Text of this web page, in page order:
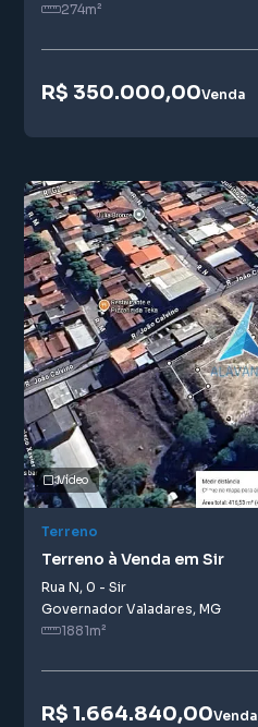
274m²
R$ 350.000,00Venda
Vídeo
Terreno
Terreno à Venda em Sir
Rua N, 0 - Sir
Governador Valadares, MG
1881m²
R$ 1.664.840,00Venda